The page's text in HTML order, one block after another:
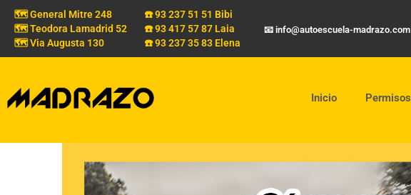
🗺️ General Mitre 248
🗺️ Teodora Lamadrid 52
🗺️ Via Augusta 130
☎️ 93 237 51 51 Bibi
☎️ 93 417 57 87 Laia
☎️ 93 237 35 83 Elena
📧 info@autoescuela-madrazo.com
Inicio Permisos